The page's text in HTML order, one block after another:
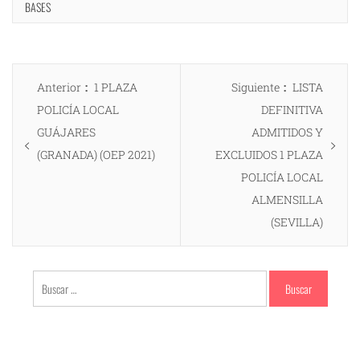
BASES
Navegación
entradas
Anterior
Entrada
anterior:
1 PLAZA
POLICÍA LOCAL
GUÁJARES
(GRANADA) (OEP 2021)
Siguiente
Entrada
siguiente:
LISTA
DEFINITIVA
ADMITIDOS Y
EXCLUIDOS 1 PLAZA
POLICÍA LOCAL
ALMENSILLA
(SEVILLA)
Buscar: